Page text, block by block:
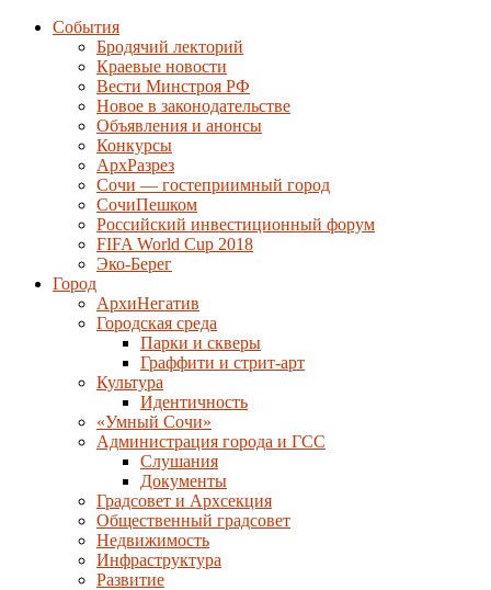
События
Бродячий лекторий
Краевые новости
Вести Минстроя РФ
Новое в законодательстве
Объявления и анонсы
Конкурсы
АрхРазрез
Сочи — гостеприимный город
СочиПешком
Российский инвестиционный форум
FIFA World Cup 2018
Эко-Берег
Город
АрхиНегатив
Городская среда
Парки и скверы
Граффити и стрит-арт
Культура
Идентичность
«Умный Сочи»
Администрация города и ГСС
Слушания
Документы
Градсовет и Архсекция
Общественный градсовет
Недвижимость
Инфраструктура
Развитие